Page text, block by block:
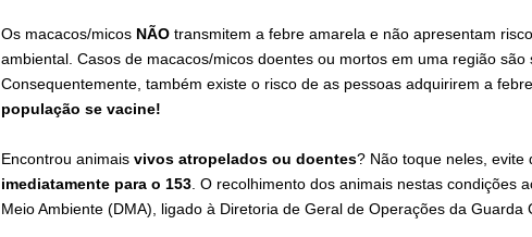
Os macacos/micos NÃO transmitem a febre amarela e não apresentam
ambiental. Casos de macacos/micos doentes ou mortos em uma região
Consequentemente, também existe o risco de as pessoas adquirirem a
população se vacine!
Encontrou animaisvivos atropelados ou doentes? Não toque neles, evite
imediatamente para o 153. O recolhimento dos animais nestas condições
Meio Ambiente (DMA), ligado à Diretoria de Geral de Operações da Guarda